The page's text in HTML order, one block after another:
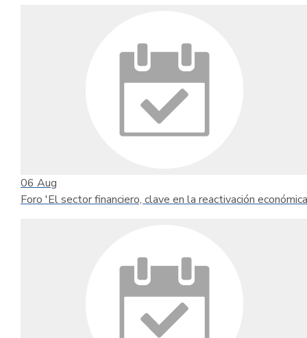
06 Aug
Foro 'El sector financiero, clave en la reactivación